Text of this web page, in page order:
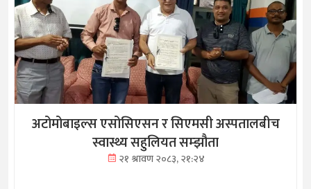
अटोमोबाइल्स एसोसिएसन र सिएमसी अस्पतालबीच
स्वास्थ्य सहुलियत सम्झौता
२१ श्रावण २०८३, २१:२४